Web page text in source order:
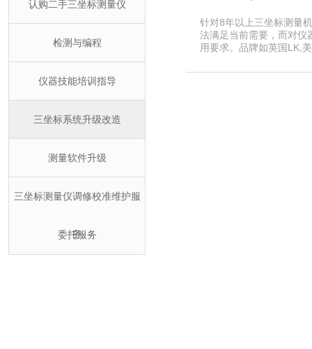
认购二手三坐标测量仪
检测与编程
仪器技能培训指导
三坐标系统升级改造
测量软件升级
三坐标测量仪调修校准维护服
务
委托服务
针对8年以上三坐标测量
法满足当前需要，而对仪
用要求。品牌如英国LK,